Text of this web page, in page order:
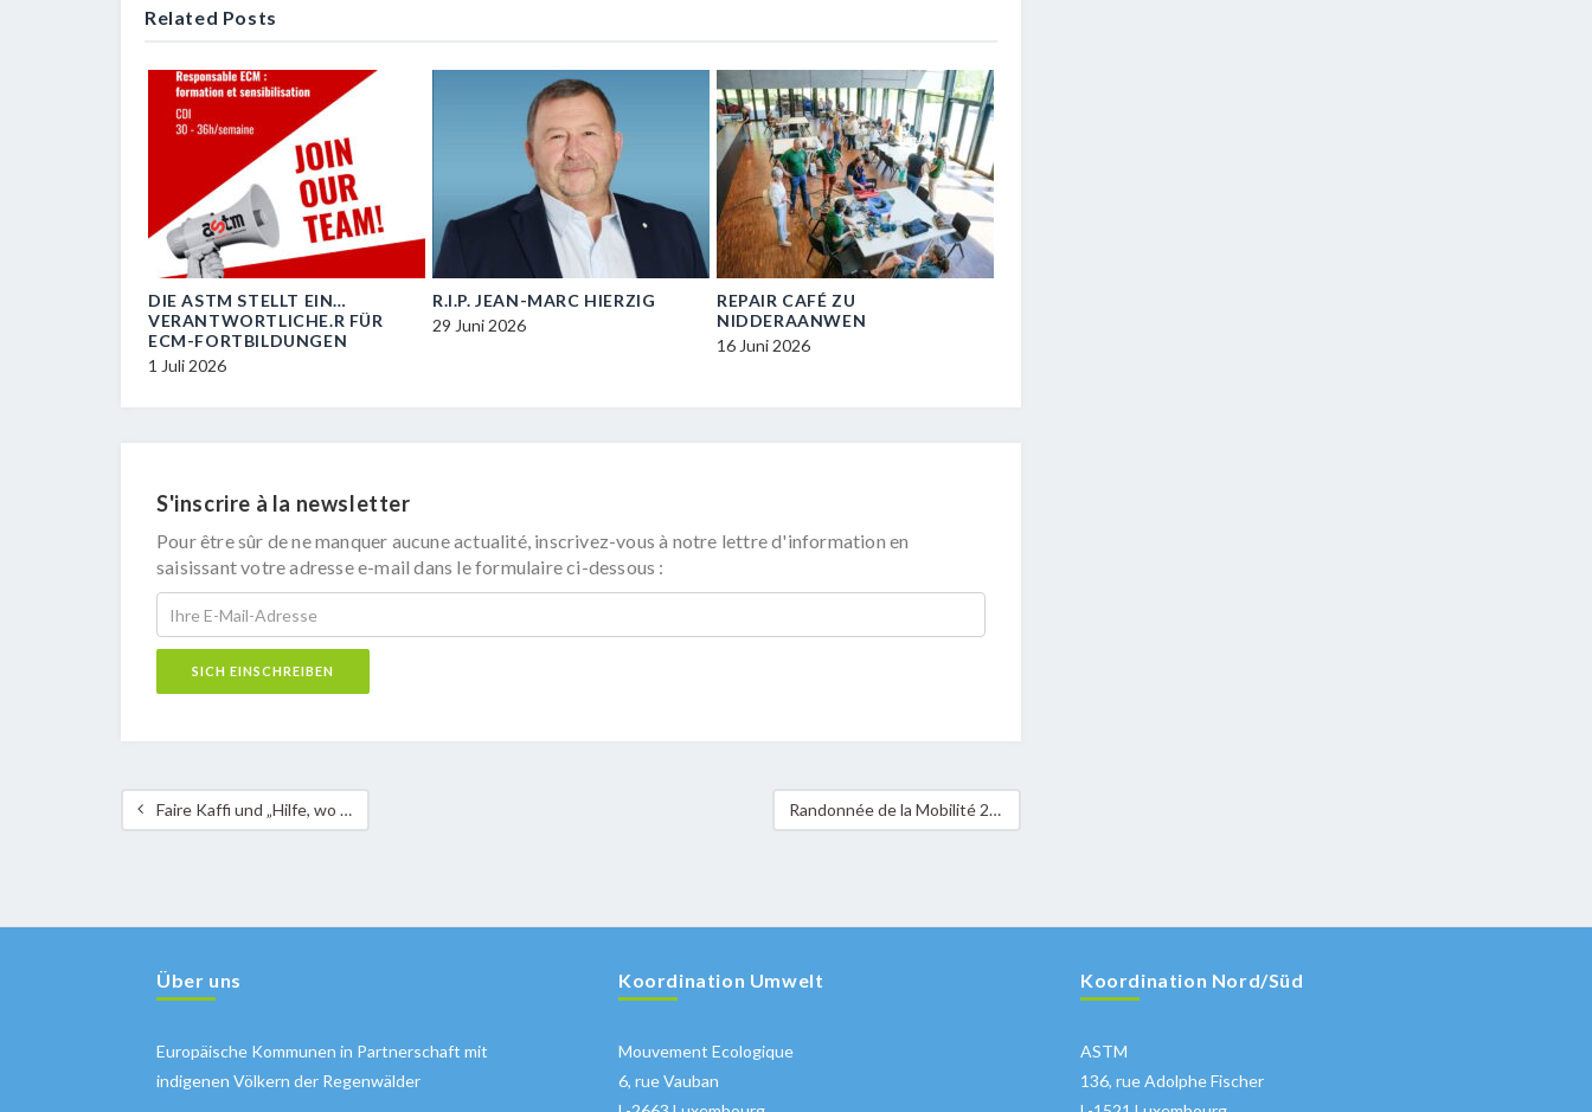
Related Posts
DIE ASTM STELLT EIN…
VERANTWORTLICHE.R FÜR
ECM-FORTBILDUNGEN
1 Juli 2026
R.I.P. JEAN-MARC HIERZIG
29 Juni 2026
REPAIR CAFÉ ZU
NIDDERAANWEN
16 Juni 2026
S'inscrire à la newsletter
Pour être sûr de ne manquer aucune actualité, inscrivez-vous à notre lettre d'information en
saisissant votre adresse e-mail dans le formulaire ci-dessous :
Faire Kaffi und „Hilfe, wo ist mein Klopapier“ Randonnée de la Mobilité 2017 Mamer – Strassen – Bertrange
Über uns
Europäische Kommunen in Partnerschaft mit
indigenen Völkern der Regenwälder
Koordination Umwelt
Mouvement Ecologique
6, rue Vauban
Koordination Nord/Süd
ASTM
136, rue Adolphe Fischer